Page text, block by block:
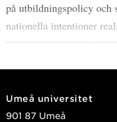
på utbildningspolicy och
nationella intentioner
har ett intresse för
Pågående
Umeå universitet
901 87 Umeå